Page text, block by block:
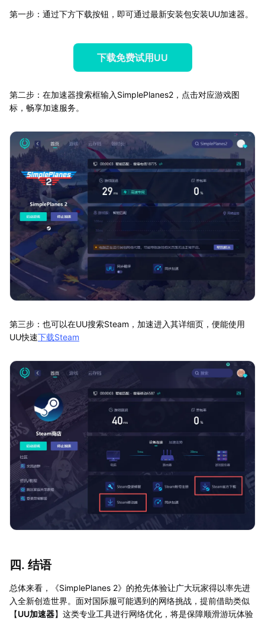
第一步：通过下方下载按钮，即可通过最新安装包安装UU加速器。
下载免费试用UU
第二步：在加速器搜索框输入SimplePlanes2，点击对应游戏图
标，畅享加速服务。
第三步：也可以在UU搜索Steam，加速进入其详细页，便能使用
UU快速下载Steam
四. 结语
总体来看，《SimplePlanes 2》的抢先体验让广大玩家得以率先进
入全新创造世界。面对国际服可能遇到的网络挑战，提前借助类似
【UU加速器】这类专业工具进行网络优化，将是保障顺滑游玩体验